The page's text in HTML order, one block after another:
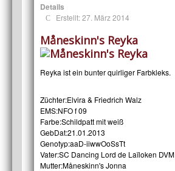
Details
Erstellt: 27. März 2014
Måneskinn's Reyka
Reyka ist ein bunter quirliger Farbkleks.
Züchter:Elvira & Friedrich Walz
EMS:NFO f 09
Farbe:Schildpatt mit weiß
GebDat:21.01.2013
Genotyp:aaD-iiwwOoSsTt
Vater:SC Dancing Lord de Laïloken DVM
Mutter:Måneskinn's Jonna